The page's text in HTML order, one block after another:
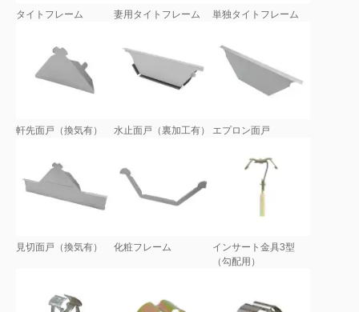
タイトフレーム 妻用タイトフレーム 単独タイトフレーム
軒先面戸（換気有） 水止面戸（裏加工有） エプロン面戸
見切面戸（換気有） 化粧フレーム
インサート金具3型
（勾配用）